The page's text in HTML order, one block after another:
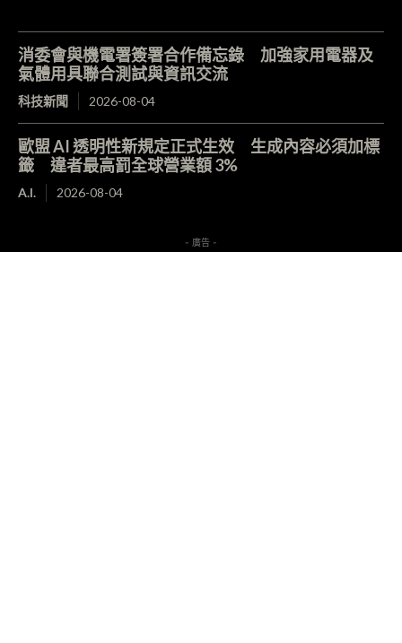
消委會與機電署簽署合作備忘錄 加強家用電器及
氣體用具聯合測試與資訊交流
科技新聞 2026-08-04
歐盟 AI 透明性新規定正式生效 生成內容必須加標
籤 違者最高罰全球營業額 3%
A.I. 2026-08-04
- 廣告 -